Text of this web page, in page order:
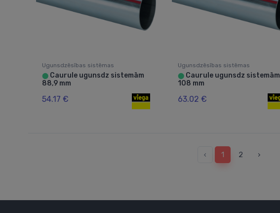
Ugunsdzēsības sistēmas
⬤ Caurule ugunsdz sistemām
88,9 mm
54.17 €
Ugunsdzēsības sistēmas
⬤ Caurule ugunsdz sistemām
108 mm
63.02 €
‹ 1 2 ›